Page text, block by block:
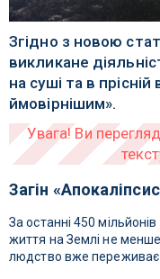
Згідно з новою
викликане
на суші та в
ймовірнішим».
Загін
За останні 450
життя на Землі не менше
людство вже переживає